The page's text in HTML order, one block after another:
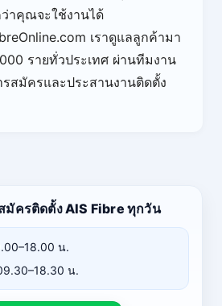
าคุณจะใช้งานได้
เราดูแลลูกค้ามา
รายทั่วประเทศ ผ่านทีมงาน
สมัครและประสานงานติดตั้ง
มัครติดตั้ง AIS Fibre ทุกวัน
น.
น.